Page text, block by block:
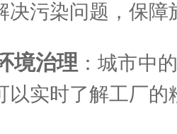
决污染问题，保障
境治理 ：城市中
以实时了解工厂